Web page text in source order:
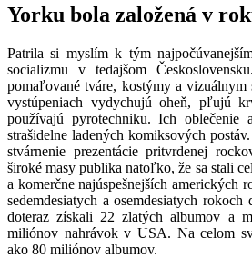
Yorku bola založená v
Patrila si myslím k tým
socializmu v tedajšom
pomaľované tváre, kostýmy a vizuálnym
vystúpeniach vydychujú oheň, pľujú
používajú pyrotechniku. Ich oblečenie
strašidelne ladených komiksových
stvárnenie prezentácie pritvrdenej
široké masy publika natoľko, že sa stali
a komerčne najúspešnejších amerických
sedemdesiatych a osemdesiatych rokoch
doteraz získali 22 zlatých albumov a
miliónov nahrávok v USA. Na celom
ako 80 miliónov albumov.